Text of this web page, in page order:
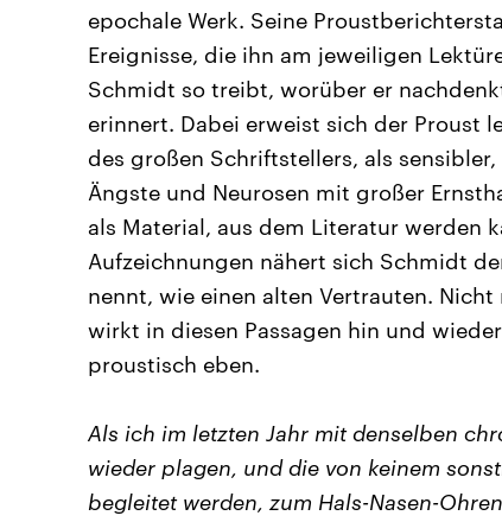
epochale Werk. Seine
Ereignisse, die ihn am jeweiligen
Schmidt so treibt, worüber er
erinnert. Dabei erweist sich der Proust
des großen Schriftstellers, als
Ängste und Neurosen mit großer
als Material, aus dem Literatur werden
Aufzeichnungen nähert sich Schmidt
nennt, wie einen alten Vertrauten.
wirkt in diesen Passagen hin und
proustisch eben.
Als ich im letzten Jahr mit denselben
wieder plagen, und die von keinem
begleitet werden, zum Hals-Nasen-